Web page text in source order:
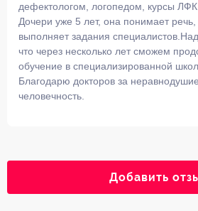
дефектологом, логопедом, курсы
Дочери уже 5 лет, она понимает речь,
выполняет задания
что через несколько лет сможем
обучение в специализированной
Благодарю докторов за
человечность.
Добавить